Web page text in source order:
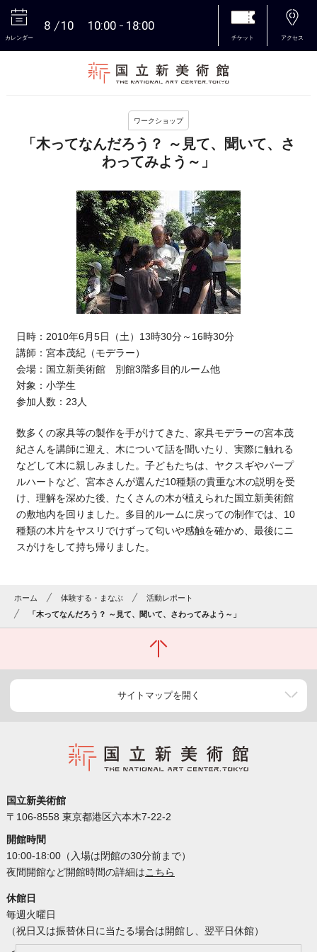
カレンダー
8 10 10:00 18:00
チケット アクセス
ワークショップ
「木ってなんだろう？ ～見て、聞いて、さ
わってみよう～」
日時：2010年6月5日（土）13時30分～16時30分
講師：宮本茂紀（モデラー）
会場：国立新美術館 別館3階多目的ルーム他
対象：小学生
参加人数：23人
数多くの家具等の製作を手がけてきた、家具モデラーの宮本茂
紀さんを講師に迎え、木について話を聞いたり、実際に触れる
などして木に親しみました。子どもたちは、ヤクスギやパープ
ルハートなど、宮本さんが選んだ10種類の貴重な木の説明を受
け、理解を深めた後、たくさんの木が植えられた国立新美術館
の敷地内を回りました。多目的ルームに戻っての制作では、10
種類の木片をヤスリでけずって匂いや感触を確かめ、最後にニ
スがけをして持ち帰りました。
ホーム 体験する・まなぶ
活動レポート
「木ってなんだろう？ ～見て、聞いて、さわってみよう～」
サイトマップを開く
国立新美術館
〒106-8558 東京都港区六本木7-22-2
開館時間
10:00-18:00（入場は閉館の30分前まで）
夜間開館など開館時間の詳細はこちら
休館日
毎週火曜日
（祝日又は振替休日に当たる場合は開館し、翌平日休館）